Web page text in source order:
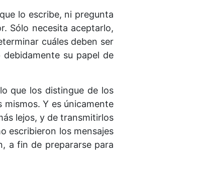
lo escribe, ni pregunta
Sólo necesita aceptarlo,
cuáles deben ser
su papel de
que los distingue de los
Y es únicamente
lejos, y de transmitirlos
escri­bieron los mensajes
a fin de prepararse para